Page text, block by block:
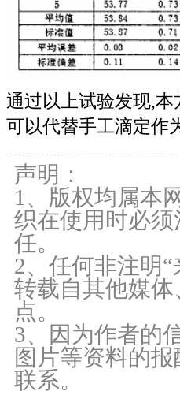
通过以上试验发现,
可以代替手工滴定作
声明：
1、版权均属本
织在使用时必
任。
2、任何非注明
转载自其他媒
点。
3、因为作者的
图片等资料的
联系。